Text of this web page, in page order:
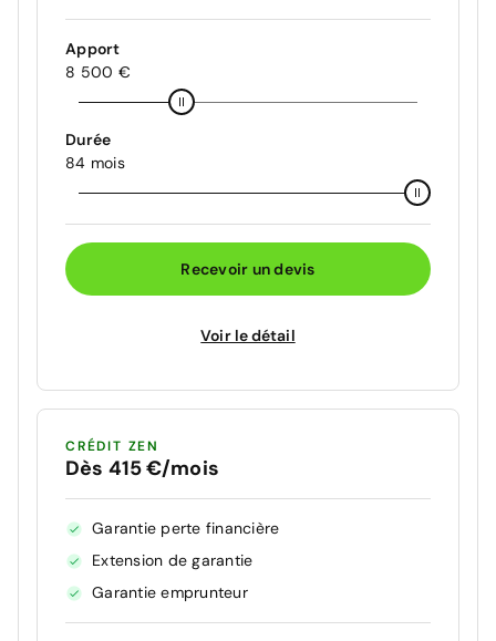
Apport
8 500 €
Durée
84 mois
Recevoir un devis
Voir le détail
CRÉDIT ZEN
Dès 415 €/mois
Garantie perte financière
Extension de garantie
Garantie emprunteur